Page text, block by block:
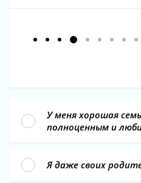
У меня хорошая
полноценным и
Я даже своих